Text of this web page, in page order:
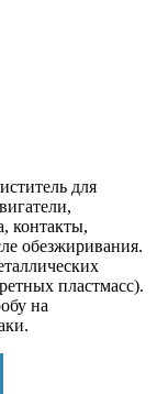
для
контакты,
обезжиривания.
пластмасс).
на